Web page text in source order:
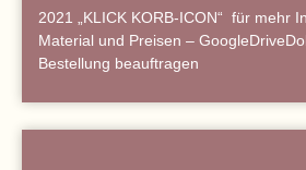
2021 „KLICK KORB-ICON“ für mehr
Material und Preisen –
Bestellung beauftragen